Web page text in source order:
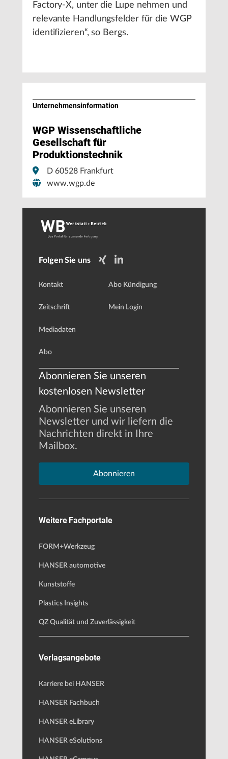
Factory-X, unter die Lupe nehmen und
relevante Handlungsfelder für die WGP
identifizieren“, so Bergs.
Unternehmens­information
WGP Wissenschaftliche
Gesellschaft für
Produktionstechnik
D 60528 Frankfurt
www.wgp.de
Folgen Sie uns
Kontakt
Zeitschrift
Mediadaten
Abo
Abo Kündigung
Mein Login
Abonnieren Sie unseren
kostenlosen Newsletter
Abonnieren Sie unseren
Newsletter und wir liefern die
Nachrichten direkt in Ihre
Mailbox.
Abonnieren
Weitere Fachportale
FORM+Werkzeug
HANSER automotive
Kunststoffe
Plastics Insights
QZ Qualität und Zuverlässigkeit
Verlagsangebote
Karriere bei HANSER
HANSER Fachbuch
HANSER eLibrary
HANSER eSolutions